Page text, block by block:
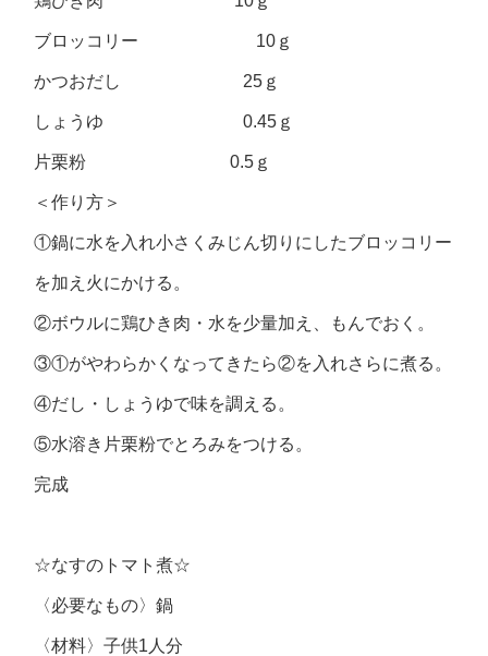
ブロッコリー 10ｇ
かつおだし 25ｇ
しょうゆ 0.45ｇ
片栗粉 0.5ｇ
＜作り方＞
①鍋に水を入れ小さくみじん切りにしたブロッコリー
を加え火にかける。
②ボウルに鶏ひき肉・水を少量加え、もんでおく。
③①がやわらかくなってきたら②を入れさらに煮る。
④だし・しょうゆで味を調える。
⑤水溶き片栗粉でとろみをつける。
完成
☆なすのトマト煮☆
〈必要なもの〉鍋
〈材料〉子供1人分